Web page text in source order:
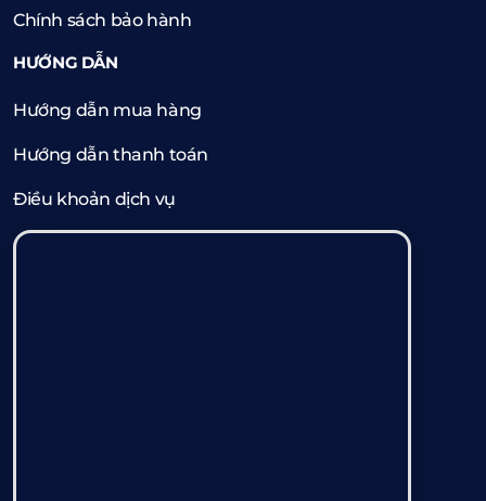
Chính sách bảo hành
HƯỚNG DẪN
Hướng dẫn mua hàng
Hướng dẫn thanh toán
Điều khoản dịch vụ